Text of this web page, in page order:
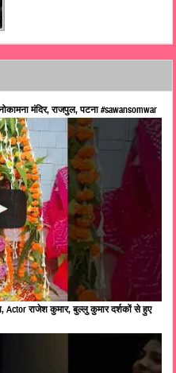
मंदिर, राजपुल, पटना #sawansomwar
Actor राजेश कुमार, बुल्लु कुमार दर्शकों से हुए